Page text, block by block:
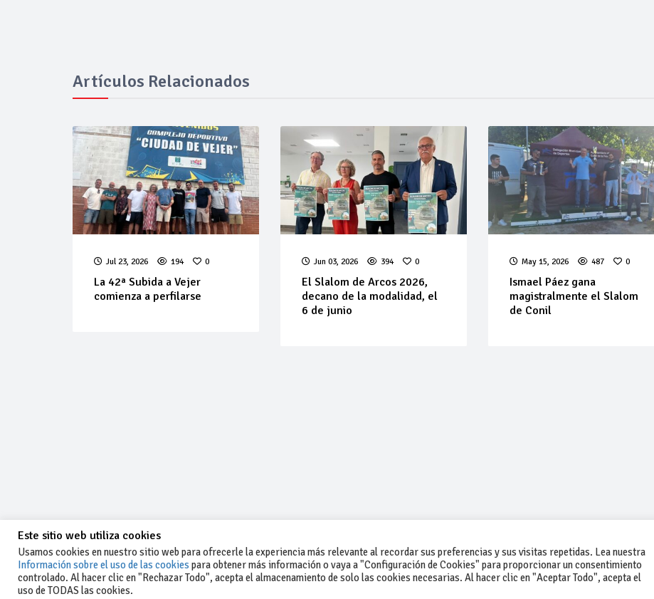
Artículos Relacionados
Jul 23, 2026 194 0
La 42ª Subida a Vejer
comienza a perfilarse
Jun 03, 2026 394 0
El Slalom de Arcos 2026,
decano de la modalidad, el
6 de junio
May 15, 2026 487 0
Ismael Páez gana
magistralmente el Slalom
de Conil
-Aviso legal y condiciones generales
-Contacto
Este sitio web utiliza cookies
Usamos cookies en nuestro sitio web para ofrecerle la experiencia más relevante al recordar sus preferencias y sus visitas repetidas. Lea nuestra
Información sobre el uso de las cookies para obtener más información o vaya a "Configuración de Cookies" para proporcionar un consentimiento
controlado. Al hacer clic en "Rechazar Todo", acepta el almacenamiento de solo las cookies necesarias. Al hacer clic en "Aceptar Todo", acepta el
uso de TODAS las cookies.